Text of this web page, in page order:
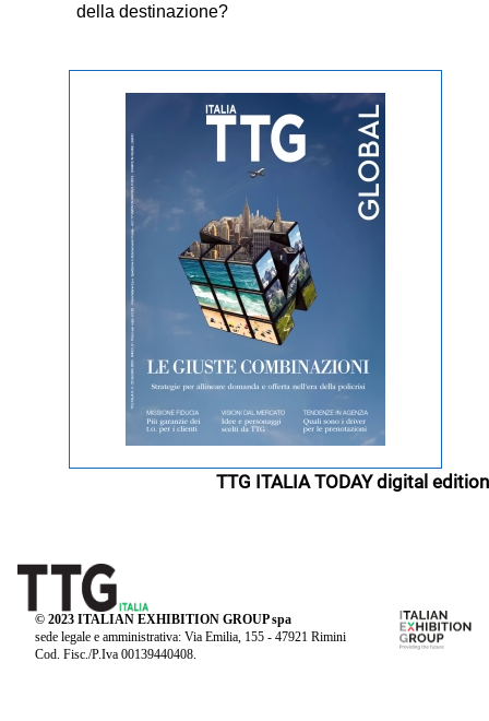
della destinazione?
TTG ITALIA TODAY digital edition
© 2023 ITALIAN EXHIBITION GROUP spa
sede legale e amministrativa: Via Emilia, 155 - 47921 Rimini
Cod. Fisc./P.Iva 00139440408.